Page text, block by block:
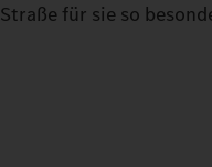
Straße für sie so